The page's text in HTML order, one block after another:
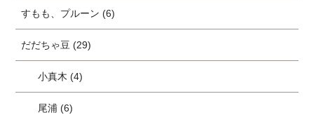
すもも、プルーン (6)
だだちゃ豆 (29)
小真木 (4)
尾浦 (6)